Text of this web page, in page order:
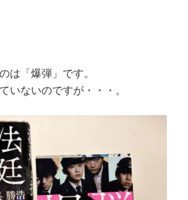
は「爆弾」です。
いないのですが・・・。